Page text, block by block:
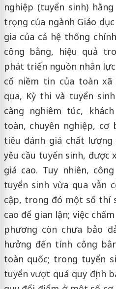
nghiệp (tuyển sinh)
trọng của ngành Giáo
gia của cả hệ thống
công bằng, hiệu quả
phát triển nguồn nhân
cố niềm tin của toàn xã
qua, Kỳ thi và tuyển
càng nghiêm túc,
toàn, chuyên nghiệp, cơ
tiêu đánh giá chất
yêu cầu tuyển sinh, được
giá cao. Tuy nhiên,
tuyển sinh vừa qua vẫn
cập, trong đó một số thí
cao để gian lận; việc
phương còn chưa bảo
hưởng đến tính công
toàn quốc; trong tuyển
tuyển vượt quá quy định